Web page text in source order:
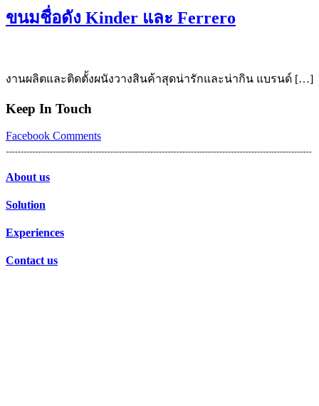
ขนมชื่อดัง Kinder และ Ferrero
งานผลิตและติดตั้งผนังวางสินค้าสุดน่ารักและน่ากิน แบรนด์ […]
Keep In Touch
Facebook Comments
About us
Solution
Experiences
Contact us